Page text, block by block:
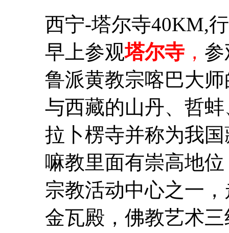
西宁-塔尔寺40KM,
早上参观塔尔寺，
鲁派黄教宗喀巴大
与西藏的山丹、哲
拉卜楞寺并称为我
嘛教里面有崇高地
宗教活动中心之一
金瓦殿，佛教艺术